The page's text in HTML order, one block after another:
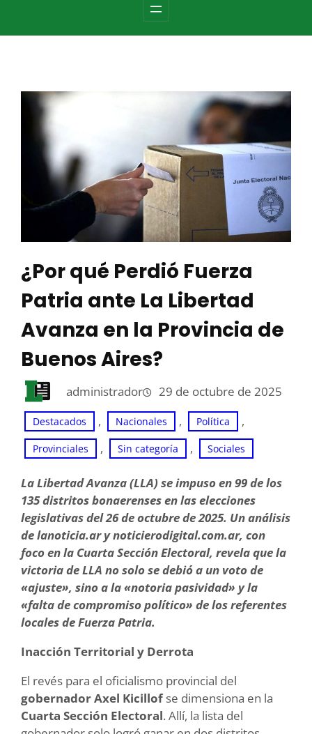
¿Por qué Perdió Fuerza
Patria ante La Libertad
Avanza en la Provincia de
Buenos Aires?
administrador 29 de octubre de 2025
Destacados , Nacionales , Política ,
Provinciales , Sin categoría , Sociales
La Libertad Avanza (LLA) se impuso en 99 de los
135 distritos bonaerenses en las elecciones
legislativas del 26 de octubre de 2025. Un análisis
de lanoticia.ar y noticierodigital.com.ar, con
foco en la Cuarta Sección Electoral, revela que la
victoria de LLA no solo se debió a un voto de
«ajuste», sino a la «notoria pasividad» y la
«falta de compromiso político» de los referentes
locales de Fuerza Patria.
Inacción Territorial y Derrota
El revés para el oficialismo provincial del
gobernador Axel Kicillofse dimensiona en la
Cuarta Sección Electoral. Allí, la lista del